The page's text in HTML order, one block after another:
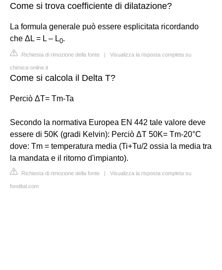
Come si trova coefficiente di dilatazione?
La formula generale può essere esplicitata ricordando
che ΔL = L – L0.
Richiesta di rimozione della fonte | Visualizza la risposta completa su
chimica-online.it
Come si calcola il Delta T?
Perciò ΔT= Tm-Ta
Secondo la normativa Europea EN 442 tale valore deve
essere di 50K (gradi Kelvin): Perciò ΔT 50K= Tm-20°C
dove: Tm = temperatura media (Ti+Tu/2 ossia la media tra
la mandata e il ritorno d'impianto).
Richiesta di rimozione della fonte | Visualizza la risposta completa su
fondital.com